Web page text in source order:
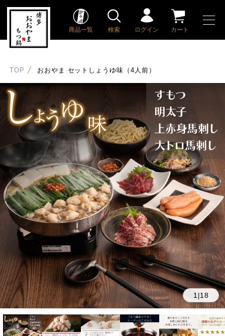
商品一覧 検索 ログイン カート
TOP おおやま セットしょうゆ味（4人前）
1 |18